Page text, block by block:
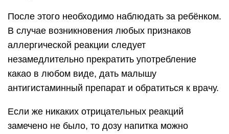
После этого необходимо наблюдать за ребёнком.
В случае возникновения любых признаков
аллергической реакции следует
незамедлительно прекратить употребление
какао в любом виде, дать малышу
антигистаминный препарат и обратиться к врачу.
Если же никаких отрицательных реакций
замечено не было, то дозу напитка можно